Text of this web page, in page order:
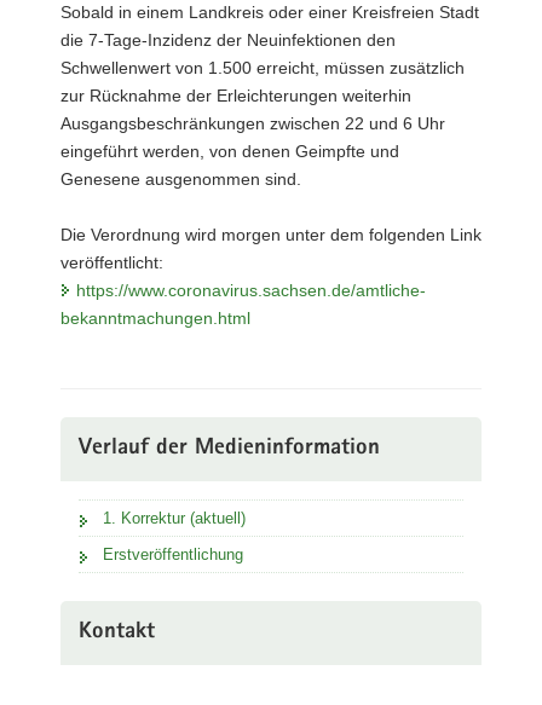
Sobald in einem Landkreis oder einer Kreisfreien Stadt
die 7-Tage-Inzidenz der Neuinfektionen den
Schwellenwert von 1.500 erreicht, müssen zusätzlich
zur Rücknahme der Erleichterungen weiterhin
Ausgangsbeschränkungen zwischen 22 und 6 Uhr
eingeführt werden, von denen Geimpfte und
Genesene ausgenommen sind.
Die Verordnung wird morgen unter dem folgenden Link
veröffentlicht:
https://www.coronavirus.sachsen.de/amtliche-
bekanntmachungen.html
Verlauf der Medieninformation
1. Korrektur (aktuell)
Erstveröffentlichung
Kontakt